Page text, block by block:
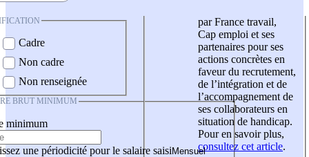
Cadre
Non cadre
Non renseignée
BRUT MINIMUM
minimum
une périodicité pour le salaire saisi
par France travail,
Cap emploi et ses
partenaires pour ses
actions concrètes en
faveur du recrutement,
de l’intégration et de
l’accompagnement de
ses collaborateurs en
situation de handicap.
Pour en savoir plus,
consultez cet article.